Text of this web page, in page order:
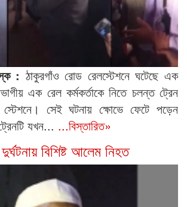
: ঠাকুরগাঁও রোড রেলস্টেশনে ঘটেছে এক
এক রেল কর্মকর্তাকে নিতে চলন্ত ট্রেন
সেই ঘটনায় ক্ষোভে ফেটে পড়েন
যখন... ...বিস্তারিত»
বিশিষ্ট আলেম নিহত